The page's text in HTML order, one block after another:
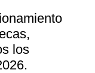
los